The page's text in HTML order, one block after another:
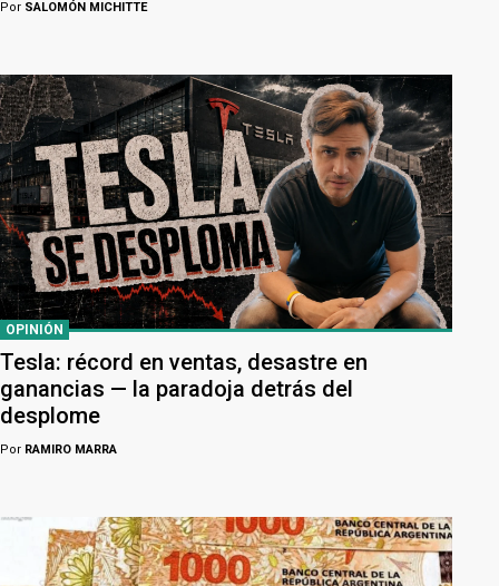
Por SALOMÓN MICHITTE
OPINIÓN
Tesla: récord en ventas, desastre en
ganancias — la paradoja detrás del
desplome
Por RAMIRO MARRA